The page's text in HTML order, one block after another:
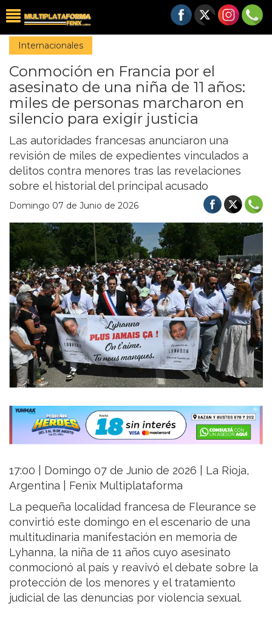
Internacionales
Conmoción en Francia por el
asesinato de una niña de 11 años:
miles de personas marcharon en
silencio para exigir justicia
Las autoridades francesas anunciaron una
revisión de miles de expedientes vinculados a
delitos contra menores tras las revelaciones
sobre el historial del principal acusado
Domingo 07 de Junio de 2026
17:00 | Domingo 07 de Junio de 2026 | La Rioja,
Argentina | Fenix Multiplataforma
La pequeña localidad francesa de Fleurance se
convirtió este domingo en el escenario de una
multitudinaria manifestación en memoria de
Lyhanna, la niña de 11 años cuyo asesinato
conmocionó al país y reavivó el debate sobre la
protección de los menores y el tratamiento
judicial de las denuncias por violencia sexual.